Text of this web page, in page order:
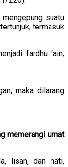
suatu
termasuk
fardhu ‘ain,
maka dilarang
memerangi umat
lisan, dan hati,